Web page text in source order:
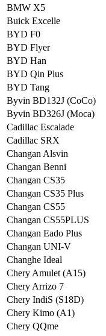
BMW X5
Buick Excelle
BYD F0
BYD Flyer
BYD Han
BYD Qin Plus
BYD Tang
Byvin BD132J (CoCo)
Byvin BD326J (Moca)
Cadillac Escalade
Cadillac SRX
Changan Alsvin
Changan Benni
Changan CS35
Changan CS35 Plus
Changan CS55
Changan CS55PLUS
Changan Eado Plus
Changan UNI-V
Changhe Ideal
Chery Amulet (A15)
Chery Arrizo 7
Chery IndiS (S18D)
Chery Kimo (A1)
Chery QQme